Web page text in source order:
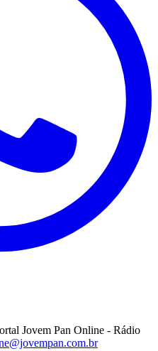
Jovem Pan Online - Rádio